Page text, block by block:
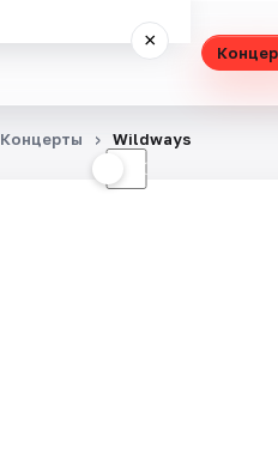
×
☾
Концерты Wildways